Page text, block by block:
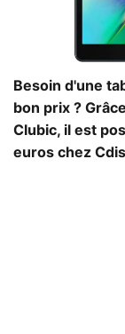
Besoin d'une
bon prix ?
Clubic, il est
euros chez